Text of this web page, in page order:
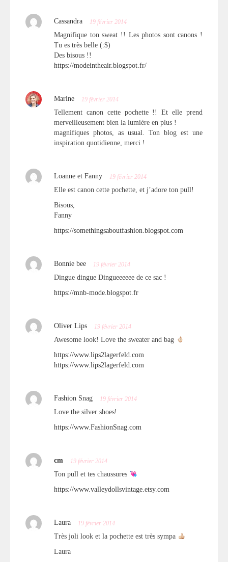
Cassandra 19 février 2014
Magnifique ton sweat !! Les photos sont canons !
Tu es très belle (:$)
Des bisous !!
https://modeintheair.blogspot.fr/
Marine 19 février 2014
Tellement canon cette pochette !! Et elle prend
merveilleusement bien la lumière en plus !
magnifiques photos, as usual. Ton blog est une
inspiration quotidienne, merci !
Loanne et Fanny 19 février 2014
Elle est canon cette pochette, et j’adore ton pull!
Bisous,
Fanny
https://somethingsaboutfashion.blogspot.com
Bonnie bee 19 février 2014
Dingue dingue Dingueeeeee de ce sac !
https://mnb-mode.blogspot.fr
Oliver Lips 19 février 2014
Awesome look! Love the sweater and bag
https://www.lips2lagerfeld.com
https://www.lips2lagerfeld.com
Fashion Snag 19 février 2014
Love the silver shoes!
https://www.FashionSnag.com
cm 19 février 2014
Ton pull et tes chaussures
https://www.valleydollsvintage.etsy.com
Laura 19 février 2014
Très joli look et la pochette est très sympa
Laura